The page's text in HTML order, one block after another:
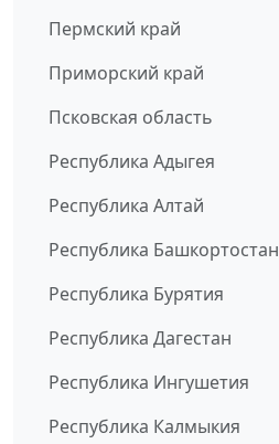
Пермский край
Приморский край
Псковская область
Республика Адыгея
Республика Алтай
Республика Башкортостан
Республика Бурятия
Республика Дагестан
Республика Ингушетия
Республика Калмыкия